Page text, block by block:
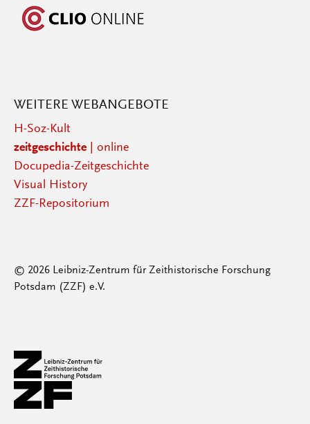
WEITERE WEBANGEBOTE
H-Soz-Kult
zeitgeschichte| online
Docupedia-Zeitgeschichte
Visual History
ZZF-Repositorium
© 2026 Leibniz-Zentrum für Zeithistorische Forschung
Potsdam (ZZF) e.V.